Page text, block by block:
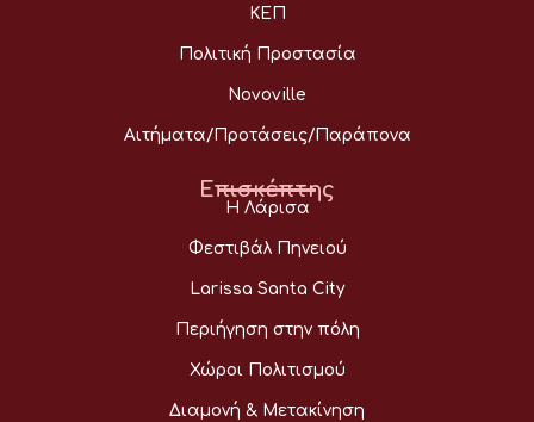
ΚΕΠ
Πολιτική Προστασία
Novoville
Αιτήματα/Προτάσεις/Παράπονα
Επισκέπτης
Η Λάρισα
Φεστιβάλ Πηνειού
Larissa Santa City
Περιήγηση στην πόλη
Χώροι Πολιτισμού
Διαμονή & Μετακίνηση